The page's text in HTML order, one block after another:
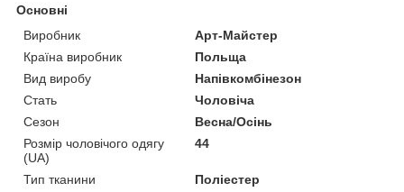
Основні
Виробник
Арт-Майстер
Країна виробник
Польща
Вид виробу
Напівкомбінезон
Стать
Чоловіча
Сезон
Весна/Осінь
Розмір чоловічого одягу
(UA)
44
Тип тканини
Поліестер